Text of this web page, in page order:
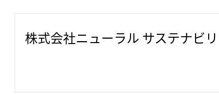
株式会社ニューラル サステナビ